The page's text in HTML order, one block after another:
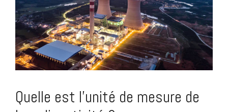
Quelle est l’unité de mesure de